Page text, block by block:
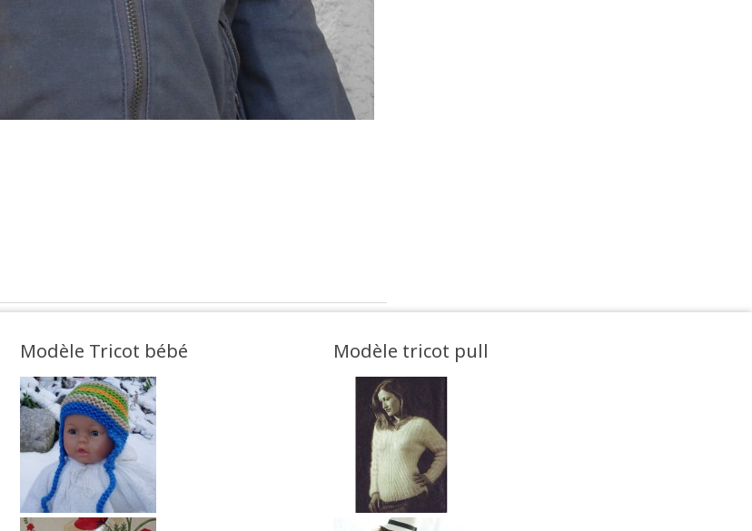
Modèle Tricot bébé Modèle tricot pull